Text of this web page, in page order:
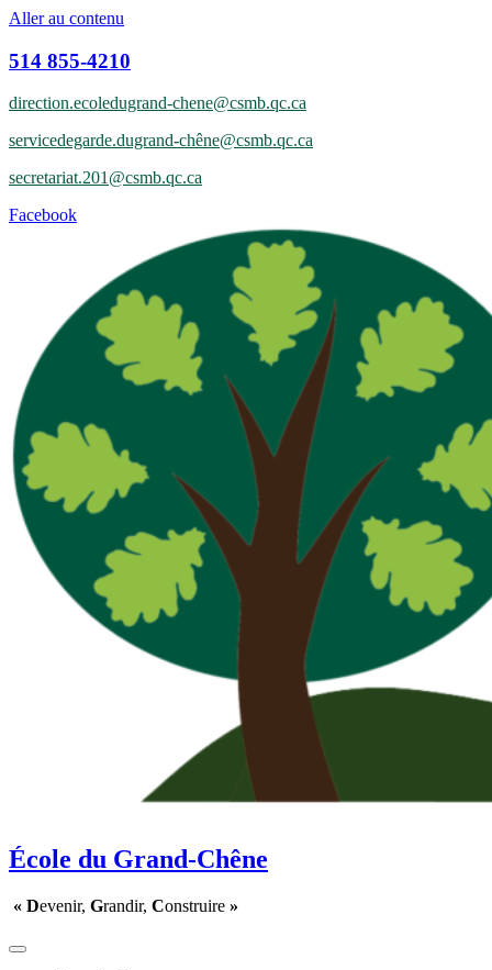
Aller au contenu
514 855-4210
direction.ecoledugrand-chene@csmb.qc.ca
servicedegarde.dugrand-chêne@csmb.qc.ca
secretariat.201@csmb.qc.ca
Facebook
École du Grand-Chêne
« Devenir, Grandir, Construire »